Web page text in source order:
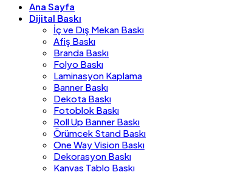
Ana Sayfa
Dijital Baskı
İç ve Dış Mekan Baskı
Afiş Baskı
Branda Baskı
Folyo Baskı
Laminasyon Kaplama
Banner Baskı
Dekota Baskı
Fotoblok Baskı
Roll Up Banner Baskı
Örümcek Stand Baskı
One Way Vision Baskı
Dekorasyon Baskı
Kanvas Tablo Baskı